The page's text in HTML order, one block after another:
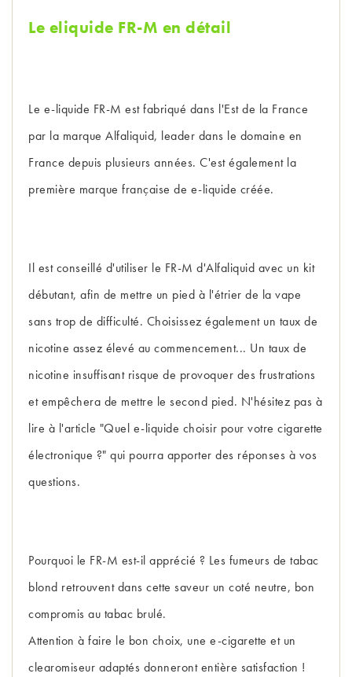
Le eliquide FR-M en détail
Le e-liquide FR-M est fabriqué dans l'Est de la France
par la marque Alfaliquid, leader dans le domaine en
France depuis plusieurs années. C'est également la
première marque française de e-liquide créée.
Il est conseillé d'utiliser le FR-M d'Alfaliquid avec un kit
débutant, afin de mettre un pied à l'étrier de la vape
sans trop de difficulté. Choisissez également un taux de
nicotine assez élevé au commencement... Un taux de
nicotine insuffisant risque de provoquer des frustrations
et empêchera de mettre le second pied. N'hésitez pas à
lire à l'article "Quel e-liquide choisir pour votre cigarette
électronique ?" qui pourra apporter des réponses à vos
questions.
Pourquoi le FR-M est-il apprécié ? Les fumeurs de tabac
blond retrouvent dans cette saveur un coté neutre, bon
compromis au tabac brulé.
Attention à faire le bon choix, une e-cigarette et un
clearomiseur adaptés donneront entière satisfaction !